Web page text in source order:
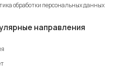
обработки персональных данных
направления